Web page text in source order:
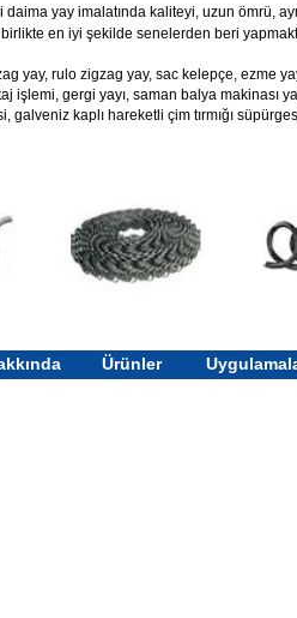
yay imalatında kaliteyi, uzun ömrü,
en iyi şekilde senelerden beri
yay, rulo zigzag yay, sac kelepçe, ezme
işlemi, gergi yayı, saman balya makinası
galveniz kaplı hareketli çim tırmığı
Ürünler